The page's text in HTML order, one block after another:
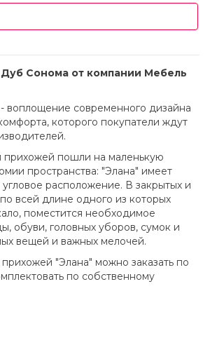
Сонома от компании Мебель
воплощение современного дизайна
которого покупатели ждут
прихожей пошли на маленькую
пространства: "Элана" имеет
расположение. В закрытых и
всей длине одного из которых
поместится необходимое
обуви, головных уборов, сумок и
вещей и важных мелочей.
"Элана" можно заказать по
по собственному